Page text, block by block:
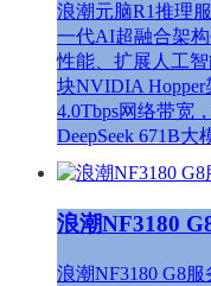
浪潮元脑R1推理
一代AI超融合架
性能、扩展人工
块NVIDIA
4.0Tbps网络带宽
DeepSeek 671B大
浪潮NF3180
浪潮NF3180 G8